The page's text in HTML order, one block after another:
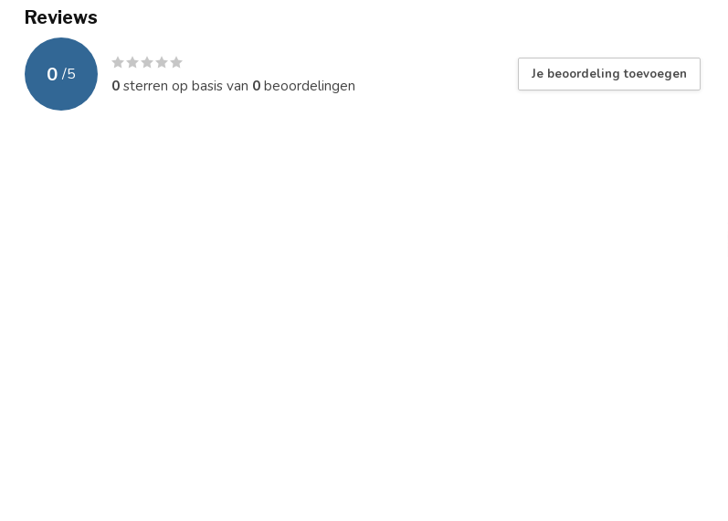
Reviews
0 /5
0sterren op basis van 0beoordelingen
Je beoordeling toevoegen